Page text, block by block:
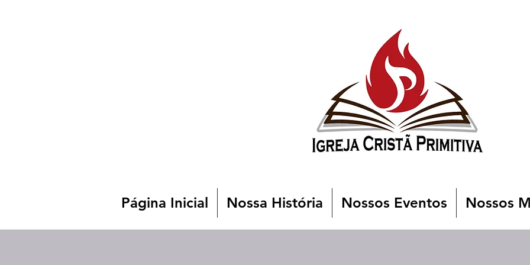
Página Inicial Nossa História Nossos Eventos Nossos